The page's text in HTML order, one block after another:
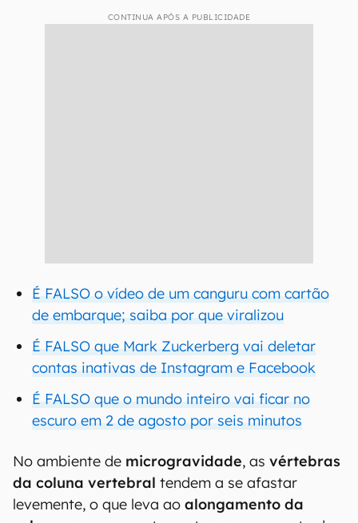
CONTINUA APÓS A PUBLICIDADE
É FALSO o vídeo de um canguru com cartão
de embarque; saiba por que viralizou
É FALSO que Mark Zuckerberg vai deletar
contas inativas de Instagram e Facebook
É FALSO que o mundo inteiro vai ficar no
escuro em 2 de agosto por seis minutos
No ambiente de microgravidade, as vértebras
da coluna vertebral tendem a se afastar
levemente, o que leva ao alongamento da